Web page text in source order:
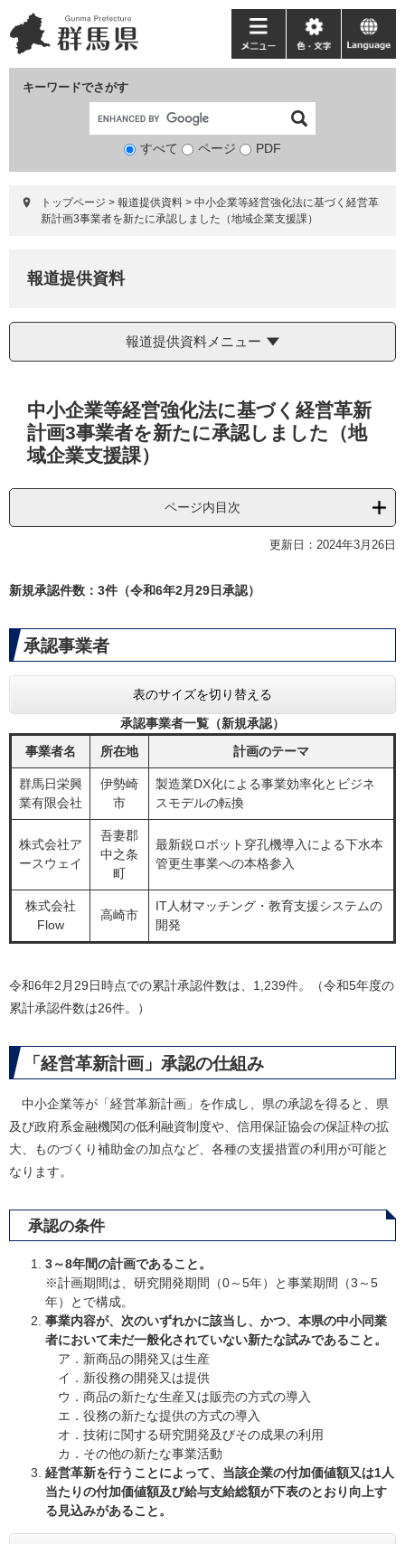
ー
ジ
ニ
ュ
て
キーワードでさがす
検
象
すべて ページ PDF
メ
ニ
ー
色・
文
language
トップページ > 報道提供資料 > 中小企業等経営強化法に基づく経営革
新計画3事業者を新たに承認しました（地域企業支援課）
報道提供資料
報道提供資料メニュー
中小企業等経営強化法に基づく経営革新
計画3事業者を新たに承認しました（地
域企業支援課）
ページ内目次
更新日：2024年3月26日
新規承認件数：3件（令和6年2月29日承認）
承認事業者
表のサイズを切り替える
承認事業者一覧（新規承認）
事業者名
所在地 計画のテーマ
群馬日栄興
業有限会社
伊勢崎
市
​​製造業DX化による事業効率化とビジネ
スモデルの転換
株式会社ア
ースウェイ
吾妻郡
中之条
町
最新鋭ロボット穿孔機導入による下水本
管更生事業への本格参入
株式会社
Flow
高崎市
IT人材マッチング・教育支援システムの
開発
令和6年2月29日時点での累計承認件数は、1,239件。（令和5年度の
累計承認件数は26件。）
「経営革新計画」承認の仕組み
中小企業等が「経営革新計画」を作成し、県の承認を得ると、県
及び政府系金融機関の低利融資制度や、信用保証協会の保証枠の拡
大、ものづくり補助金の加点など、各種の支援措置の利用が可能と
なります。
承認の条件
3～8年間の計画であること。
※計画期間は、研究開発期間（0～5年）と事業期間（3～5
年）とで構成。
事業内容が、次のいずれかに該当し、かつ、本県の中小同業
者において未だ一般化されていない新たな試みであること。
ア．新商品の開発又は生産
イ．新役務の開発又は提供
ウ．商品の新たな生産又は販売の方式の導入
エ．役務の新たな提供の方式の導入
オ．技術に関する研究開発及びその成果の利用
カ．その他の新たな事業活動
経営革新を行うことによって、当該企業の付加価値額又は1人
当たりの付加価値額及び給与支給総額が下表のとおり向上す
る見込みがあること。